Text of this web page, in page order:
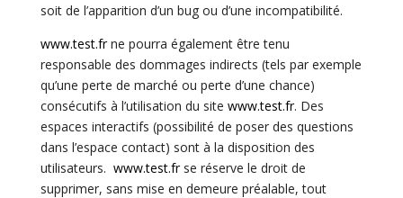
soit de l’apparition d’un bug ou d’une incompatibilité.
www.test.frne pourra également être tenu
responsable des dommages indirects (tels par exemple
qu’une perte de marché ou perte d’une chance)
consécutifs à l’utilisation du site www.test.fr. Des
espaces interactifs (possibilité de poser des questions
dans l’espace contact) sont à la disposition des
utilisateurs. www.test.frse réserve le droit de
supprimer, sans mise en demeure préalable, tout